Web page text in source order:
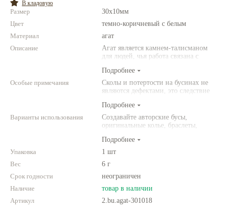
Натуральные камни
О магазине
В кладовую
Размер
30х10мм
Цвет
темно-коричневый с белым
Материал
агат
Описание
Агат является камнем-талисманом
для людей, чья работа связана с
защищает от энергетического
"вампиризма" со стороны других
людей и способствет укреплению
Подробнее
Особые примечания
Сколы и потертости на бусинах не
являются дефектами, это следствие
природного камня. Цвет и размер
товара может отличаться от
представленных на фото.
Подробнее
Варианты использования
Создавайте авторские бусы,
оригинальные колье, браслеты,
Комбинируйте различные цвета и
размеры. Фантазируйте!
Подробнее
Упаковка
1 шт
Вес
6 г
Срок годности
неограничен
Наличие
товар в наличии
Артикул
2.bu.agat-301018